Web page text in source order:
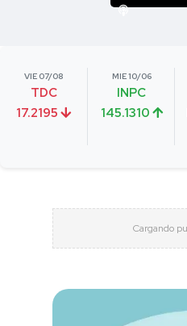
VIE 07/08
TDC
17.2195
MIE 10/06
INPC
145.1310